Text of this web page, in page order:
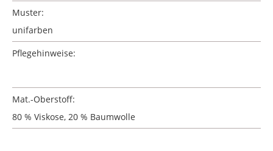
Muster:
unifarben
Pflegehinweise:
Mat.-Oberstoff:
80 % Viskose, 20 % Baumwolle